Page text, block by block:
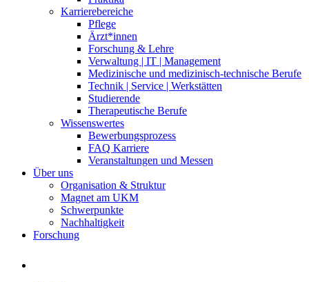
Karrierebereiche
Pflege
Ärzt*innen
Forschung & Lehre
Verwaltung | IT | Management
Medizinische und medizinisch-technische Berufe
Technik | Service | Werkstätten
Studierende
Therapeutische Berufe
Wissenswertes
Bewerbungsprozess
FAQ Karriere
Veranstaltungen und Messen
Über uns
Organisation & Struktur
Magnet am UKM
Schwerpunkte
Nachhaltigkeit
Forschung